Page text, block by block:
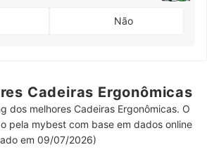
Não
Cadeiras Ergonômicas
dos melhores Cadeiras Ergonômicas. O
pela mybest com base em dados online
em 09/07/2026)